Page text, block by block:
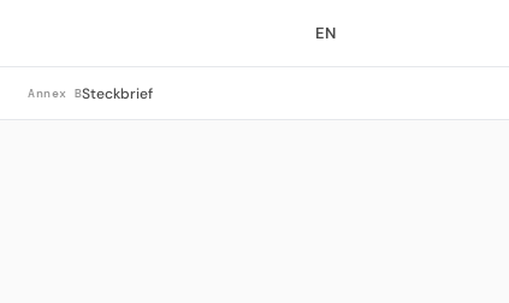
EN
Annex BSteckbrief